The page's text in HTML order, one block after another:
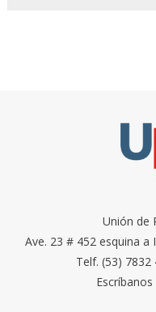
Unión de
Ave. 23 # 452 esquina a
Telf. (53)
Escríbanos